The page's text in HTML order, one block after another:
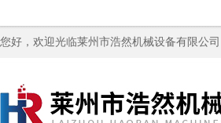
您好，欢迎光临莱州市浩然机械设备有限公司